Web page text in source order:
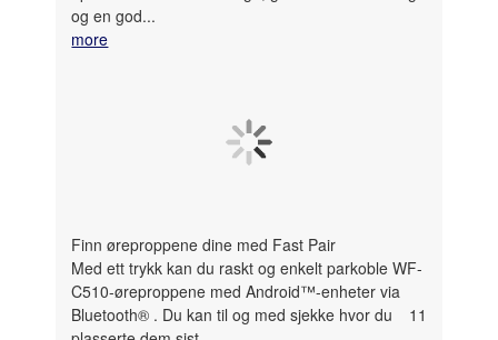
og en god...
more
Finn øreproppene dine med Fast Pair
Med ett trykk kan du raskt og enkelt parkoble WF-
C510-øreproppene med Android™-enheter via
Bluetooth®
11
. Du kan til og med sjekke hvor du